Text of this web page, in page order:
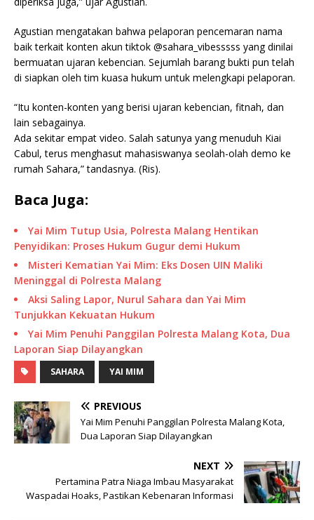
Agustian mengatakan bahwa pelaporan pencemaran nama
baik terkait konten akun tiktok @sahara_vibesssss yang dinilai
bermuatan ujaran kebencian. Sejumlah barang bukti pun telah
di siapkan oleh tim kuasa hukum untuk melengkapi pelaporan.
“Itu konten-konten yang berisi ujaran kebencian, fitnah, dan
lain sebagainya.
Ada sekitar empat video. Salah satunya yang menuduh Kiai
Cabul, terus menghasut mahasiswanya seolah-olah demo ke
rumah Sahara,” tandasnya. (Ris).
Baca Juga:
Yai Mim Tutup Usia, Polresta Malang Hentikan
Penyidikan: Proses Hukum Gugur demi Hukum
Misteri Kematian Yai Mim: Eks Dosen UIN Maliki
Meninggal di Polresta Malang
Aksi Saling Lapor, Nurul Sahara dan Yai Mim
Tunjukkan Kekuatan Hukum
Yai Mim Penuhi Panggilan Polresta Malang Kota, Dua
Laporan Siap Dilayangkan
SAHARA YAI MIM
PREVIOUS
Yai Mim Penuhi Panggilan Polresta Malang Kota,
Dua Laporan Siap Dilayangkan
NEXT
Pertamina Patra Niaga Imbau Masyarakat
Waspadai Hoaks, Pastikan Kebenaran Informasi